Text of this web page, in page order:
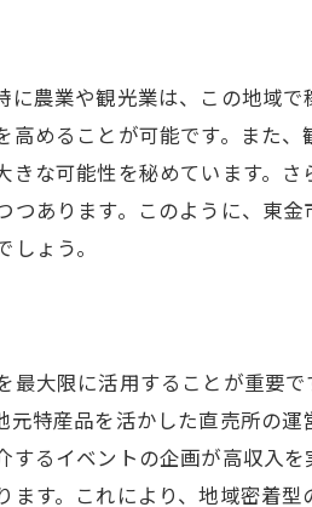
農業や観光業は、この地域
めることが可能です。また
な可能性を秘めています。
あります。このように、東
ょう。
大限に活用することが重要
特産品を活かした直売所の
るイベントの企画が高収入
す。これにより、地域密着